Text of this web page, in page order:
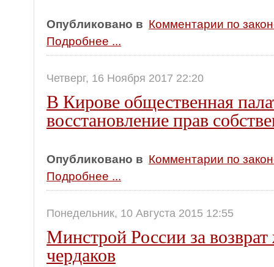
Опубликовано в Комментарии по
Подробнее ...
Четверг, 16 Ноября 2017 22:20
В Кирове общественная
восстановление прав
Опубликовано в Комментарии по
Подробнее ...
Понедельник, 10 Августа 2015 12:55
Минстрой России за
чердаков